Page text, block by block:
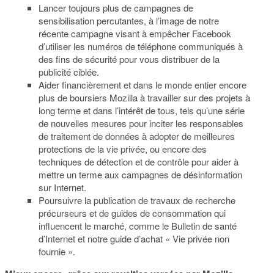
Lancer toujours plus de campagnes de
sensibilisation percutantes, à l’image de notre
récente campagne visant à empêcher Facebook
d’utiliser les numéros de téléphone communiqués à
des fins de sécurité pour vous distribuer de la
publicité ciblée.
Aider financièrement et dans le monde entier encore
plus de boursiers Mozilla à travailler sur des projets à
long terme et dans l’intérêt de tous, tels qu’une série
de nouvelles mesures pour inciter les responsables
de traitement de données à adopter de meilleures
protections de la vie privée, ou encore des
techniques de détection et de contrôle pour aider à
mettre un terme aux campagnes de désinformation
sur Internet.
Poursuivre la publication de travaux de recherche
précurseurs et de guides de consommation qui
influencent le marché, comme le Bulletin de santé
d’Internet et notre guide d’achat « Vie privée non
fournie ».